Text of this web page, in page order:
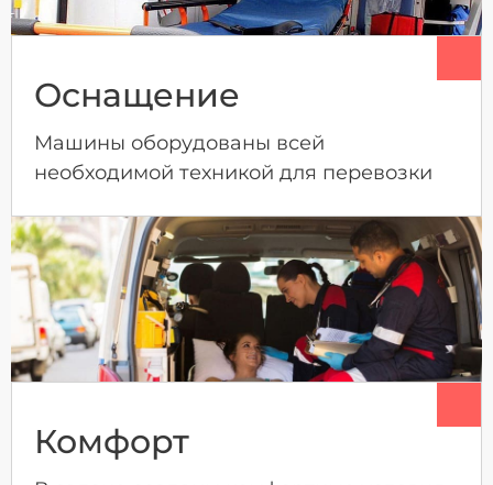
Оснащение
Машины оборудованы всей
необходимой техникой для перевозки
Комфорт